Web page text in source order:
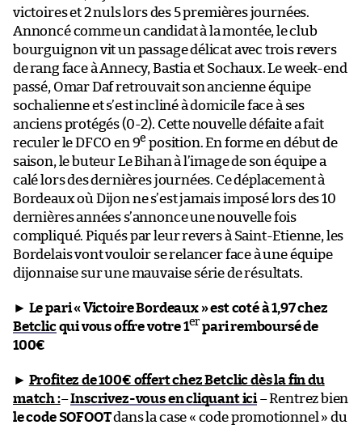
victoires et 2 nuls lors des 5 premières journées.
Annoncé comme un candidat à la montée, le club
bourguignon vit un passage délicat avec trois revers
de rang face à Annecy, Bastia et Sochaux. Le week-end
passé, Omar Daf retrouvait son ancienne équipe
sochalienne et s’est incliné à domicile face à ses
anciens protégés (0-2). Cette nouvelle défaite a fait
reculer le DFCO en 9e position. En forme en début de
saison, le buteur Le Bihan à l’image de son équipe a
calé lors des dernières journées. Ce déplacement à
Bordeaux où Dijon ne s’est jamais imposé lors des 10
dernières années s’annonce une nouvelle fois
compliqué. Piqués par leur revers à Saint-Etienne, les
Bordelais vont vouloir se relancer face à une équipe
dijonnaise sur une mauvaise série de résultats.
► Le pari « Victoire Bordeaux » est coté à 1,97 chez
Betclicqui vous offre votre 1er pari remboursé de
100€
► Profitez de 100€ offert chez Betclic dès la fin du
match :–Inscrivez-vous en cliquant ici– Rentrez bien
le code SOFOOTdans la case « code promotionnel » du